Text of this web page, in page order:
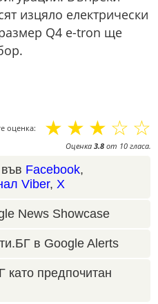
изцяло електрически
Q4 e-tron ще
оценка: ☆
☆
☆
☆
☆
Оценка 3.8 от 10 гласа.
Facebook,
Viber, X
News Showcase
в Google Alerts
като предпочитан